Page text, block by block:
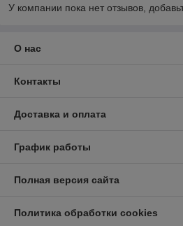
У компании пока нет отзывов,
О нас
Контакты
Доставка и оплата
График работы
Полная версия сайта
Политика обработки cookies